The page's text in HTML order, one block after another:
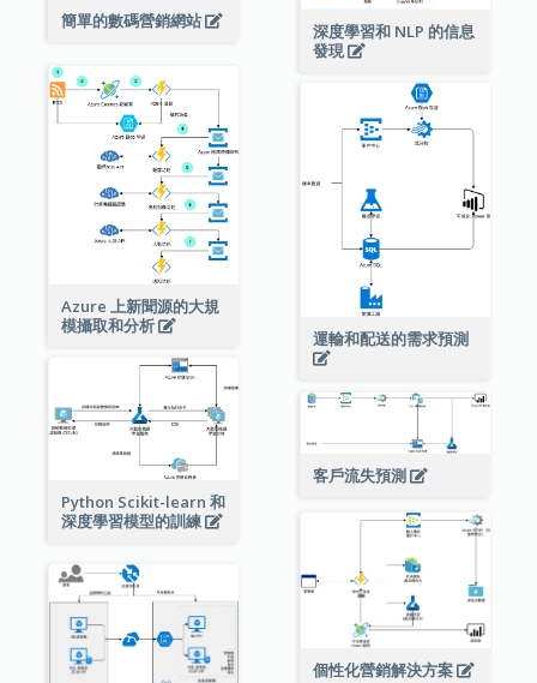
簡單的數碼營銷網站
深度學習和 NLP 的信息
發現
Azure 上新聞源的大規
模攝取和分析
運輸和配送的需求預測
Python Scikit-learn 和
深度學習模型的訓練
客戶流失預測
個性化營銷解決方案